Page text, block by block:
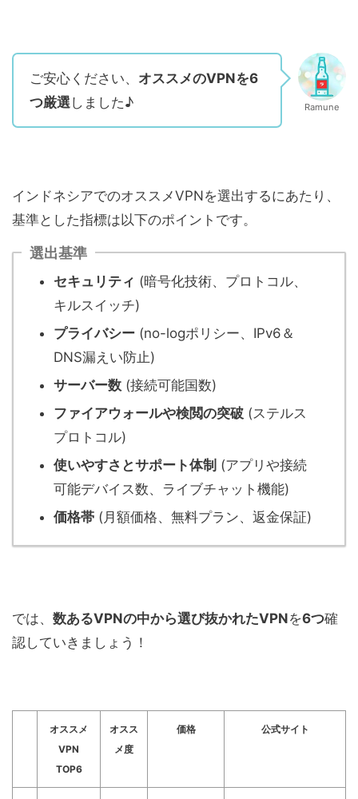
ご安心ください、 オススメのVPNを6
つ厳選しました♪ Ramune
インドネシアでのオススメVPNを選出するにあたり、
基準とした指標は以下のポイントです。
選出基準
セキュリティ (暗号化技術、プロトコル、
キルスイッチ)
プライバシー (no-logポリシー、IPv6＆
DNS漏えい防止)
サーバー数 (接続可能国数)
ファイアウォールや検閲の突破 (ステルス
プロトコル)
使いやすさとサポート体制 (アプリや接続
可能デバイス数、ライブチャット機能)
価格帯 (月額価格、無料プラン、返金保証)
では、 数あるVPNの中から選び抜かれたVPNを6つ確
認していきましょう！
オススメ
VPN
TOP6
オスス
メ度
価格 公式サイト